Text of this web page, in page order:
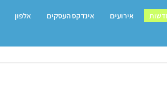
אירועים אינדקס העסקים אלפון